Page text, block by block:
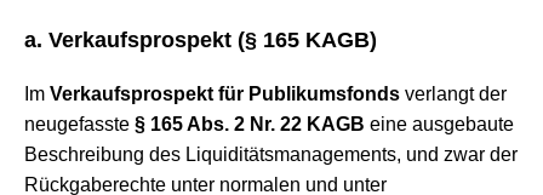
a. Verkaufsprospekt (§ 165 KAGB)
Im Verkaufsprospekt für Publikumsfonds verlangt der
neugefasste § 165 Abs. 2 Nr. 22 KAGB eine ausgebaute
Beschreibung des Liquiditätsmanagements, und zwar der
Rückgaberechte unter normalen und unter